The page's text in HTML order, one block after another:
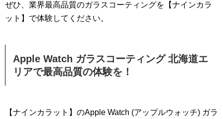
ぜひ、業界最高品質のガラスコーティングを【ナインカラ
ット】で体験してください。
Apple Watch ガラスコーティング 北海道エ
リアで最高品質の体験を！
【ナインカラット】のApple Watch (アップルウォッチ) ガラ